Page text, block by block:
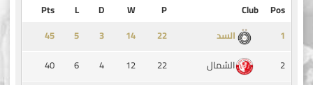
Pos
Club
P
W
D
L
Pts
1
السد ‏22
14
3
5
45
2
الشمال 22
12
4
6
40